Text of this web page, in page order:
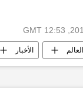
العالم الأخبار